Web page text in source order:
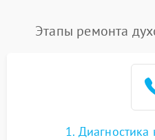
Этапы ремонта
1. Диагностика